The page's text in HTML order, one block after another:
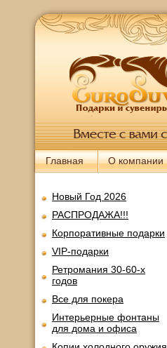
Главная О компании
Новый Год 2026
РАСПРОДАЖА!!!
Корпоративные подарки
VIP-подарки
Ретромания 30-60-х
годов
Все для покера
Интерьерные фонтаны
для дома и офиса